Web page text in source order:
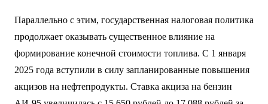
Параллельно с этим, государственная налоговая политика
продолжает оказывать существенное влияние на
формирование конечной стоимости топлива. С 1 января
2025 года вступили в силу запланированные повышения
акцизов на нефтепродукты. Ставка акциза на бензин